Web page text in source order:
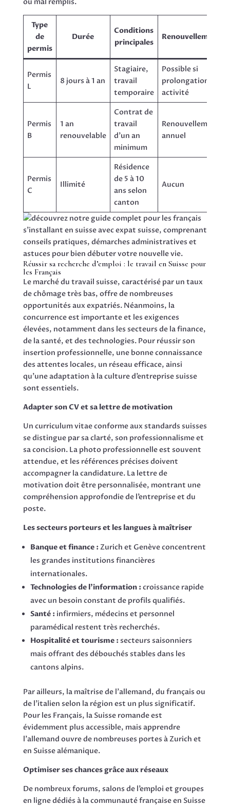
Type
de
permis
Durée
Conditions
principales
Renouvellement
Permis
L
8 jours à 1 an
Stagiaire,
travail
temporaire
Possible si
prolongation
activité
Permis
B
1 an
renouvelable
Contrat de
travail
d’un an
minimum
Renouvellement
annuel
Permis
C
Illimité
Résidence
de 5 à 10
ans selon
canton
Aucun
Réussir sa recherche d’emploi : le travail en Suisse pour
les Français
Le marché du travail suisse, caractérisé par un taux
de chômage très bas, offre de nombreuses
opportunités aux expatriés. Néanmoins, la
concurrence est importante et les exigences
élevées, notamment dans les secteurs de la finance,
de la santé, et des technologies. Pour réussir son
insertion professionnelle, une bonne connaissance
des attentes locales, un réseau efficace, ainsi
qu’une adaptation à la culture d’entreprise suisse
sont essentiels.
Adapter son CV et sa lettre de motivation
Un curriculum vitae conforme aux standards suisses
se distingue par sa clarté, son professionnalisme et
sa concision. La photo professionnelle est souvent
attendue, et les références précises doivent
accompagner la candidature. La lettre de
motivation doit être personnalisée, montrant une
compréhension approfondie de l’entreprise et du
poste.
Les secteurs porteurs et les langues à maîtriser
Banque et finance : Zurich et Genève concentrent
les grandes institutions financières
internationales.
Technologies de l’information : croissance rapide
avec un besoin constant de profils qualifiés.
Santé : infirmiers, médecins et personnel
paramédical restent très recherchés.
Hospitalité et tourisme : secteurs saisonniers
mais offrant des débouchés stables dans les
cantons alpins.
Par ailleurs, la maîtrise de l’allemand, du français ou
de l’italien selon la région est un plus significatif.
Pour les Français, la Suisse romande est
évidemment plus accessible, mais apprendre
l’allemand ouvre de nombreuses portes à Zurich et
en Suisse alémanique.
Optimiser ses chances grâce aux réseaux
De nombreux forums, salons de l’emploi et groupes
en ligne dédiés à la communauté française en Suisse